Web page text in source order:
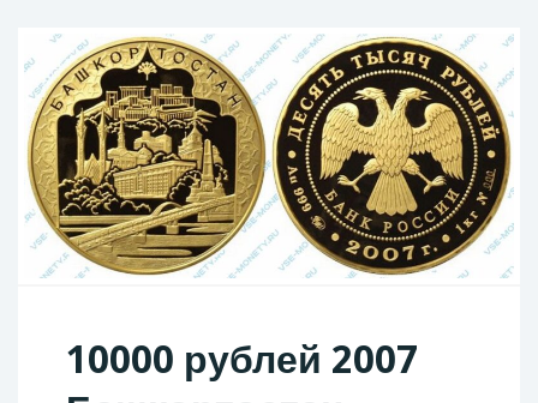
10000 рублей 2007